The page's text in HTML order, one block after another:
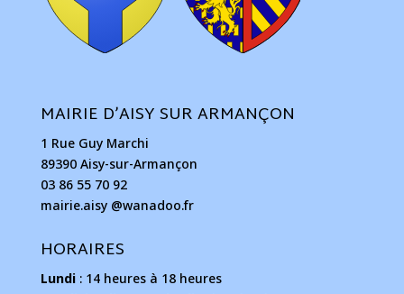
MAIRIE D’AISY SUR ARMANÇON
1 Rue Guy Marchi
89390 Aisy-sur-Armançon
03 86 55 70 92
mairie.aisy @wanadoo.fr
HORAIRES
Lundi: 14 heures à 18 heures